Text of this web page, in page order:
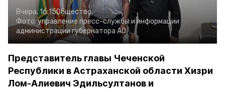
Вчера, 16:15Общество
Фото: управление пресс-службы и информации
администрации губернатора АО
Представитель главы Чеченской
Республики в Астраханской области Хизри
Лом-Алиевич Эдильсултанов и